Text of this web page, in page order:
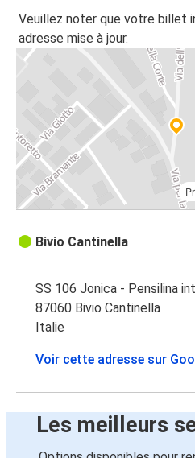
Veuillez noter que votre billet
adresse mise à jour.
Bivio Cantinella
SS 106 Jonica - Pensilina
87060 Bivio Cantinella
Italie
Voir cette adresse sur
Les meilleurs